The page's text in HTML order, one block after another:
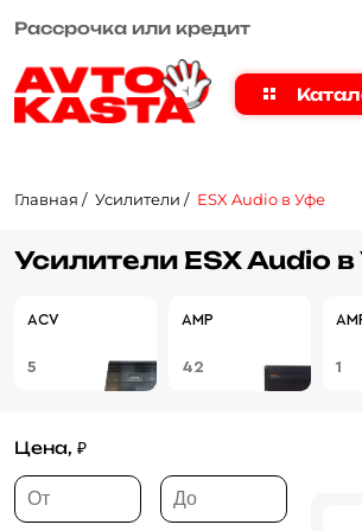
Рассрочка или кредит
Главная Усилители ESX Audio в Уфе
Усилители ESX Audio
ACV
5
AMP
42 1
Цена, ₽